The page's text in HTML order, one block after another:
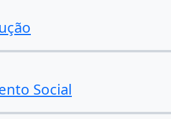
Social